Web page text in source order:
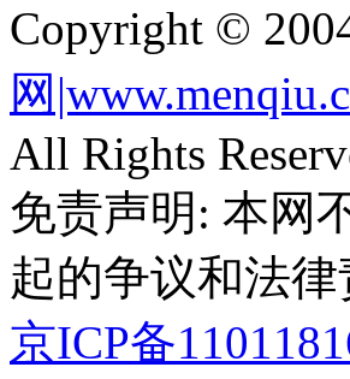
Copyright ©
网
All Rights
免责声明: 本网
起的争议和法律
京ICP备